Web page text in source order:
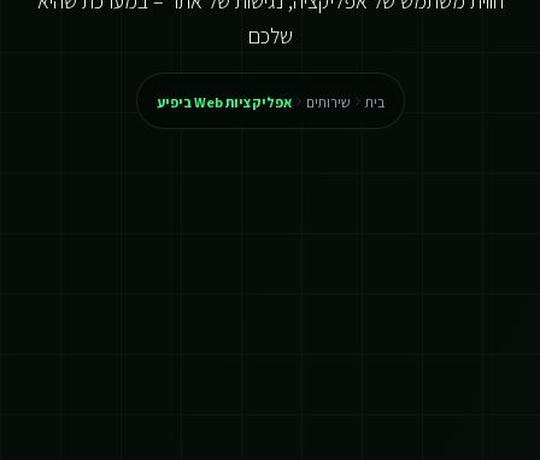
שלכם
בית שירותים אפליקציות Web ביפיע